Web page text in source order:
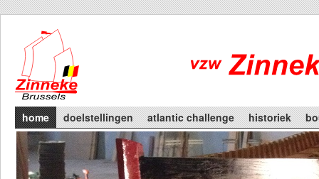
Main menu
home doelstellingen atlantic challenge historiek